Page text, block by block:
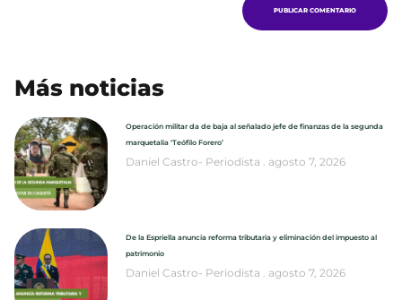
Más noticias
Operación militar da de baja al señalado jefe de finanzas de la segunda
marquetalia ‘Teófilo Forero’
Daniel Castro- Periodista agosto 7, 2026
De la Espriella anuncia reforma tributaria y eliminación del impuesto al
patrimonio
Daniel Castro- Periodista agosto 7, 2026